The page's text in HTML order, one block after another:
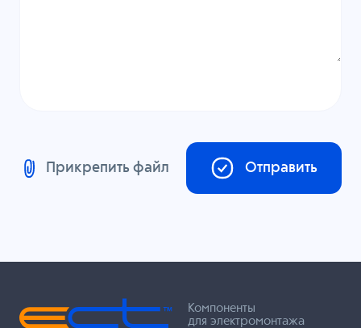
Прикрепить файл Отправить
Компоненты
для электромонтажа